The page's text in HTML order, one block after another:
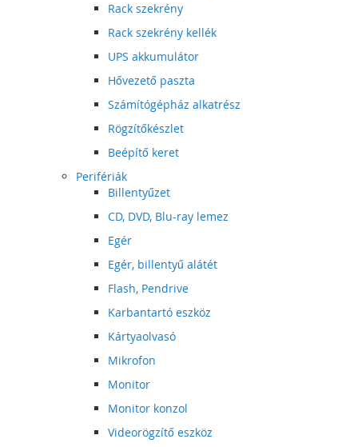
Rack szekrény
Rack szekrény kellék
UPS akkumulátor
Hővezető paszta
Számítógépház alkatrész
Rögzítőkészlet
Beépítő keret
Perifériák
Billentyűzet
CD, DVD, Blu-ray lemez
Egér
Egér, billentyű alátét
Flash, Pendrive
Karbantartó eszköz
Kártyaolvasó
Mikrofon
Monitor
Monitor konzol
Videorögzítő eszköz